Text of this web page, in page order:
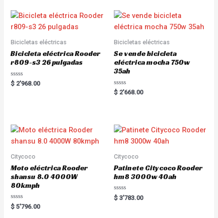
o
u
t
o
5
Bicicletas eléctricas
Bicicleta eléctrica Rooder
r809-s3 26 pulgadas
R
a
u
t
f
$ 2'968.00
Bicicletas eléctricas
Se vende bicicleta
eléctrica mocha 750w
35ah
R
a
o
u
t
o
5
$ 2'668.00
Citycoco
Moto eléctrica Rooder
shansu 8.0 4000W
80kmph
R
a
$ 5'796.00
Citycoco
Patinete Citycoco Rooder
hm8 3000w 40ah
R
a
$ 3'783.00